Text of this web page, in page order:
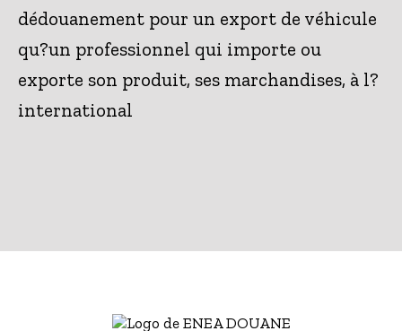
dédouanement pour un export de véhicule
qu?un professionnel qui importe ou
exporte son produit, ses marchandises, à l?
international